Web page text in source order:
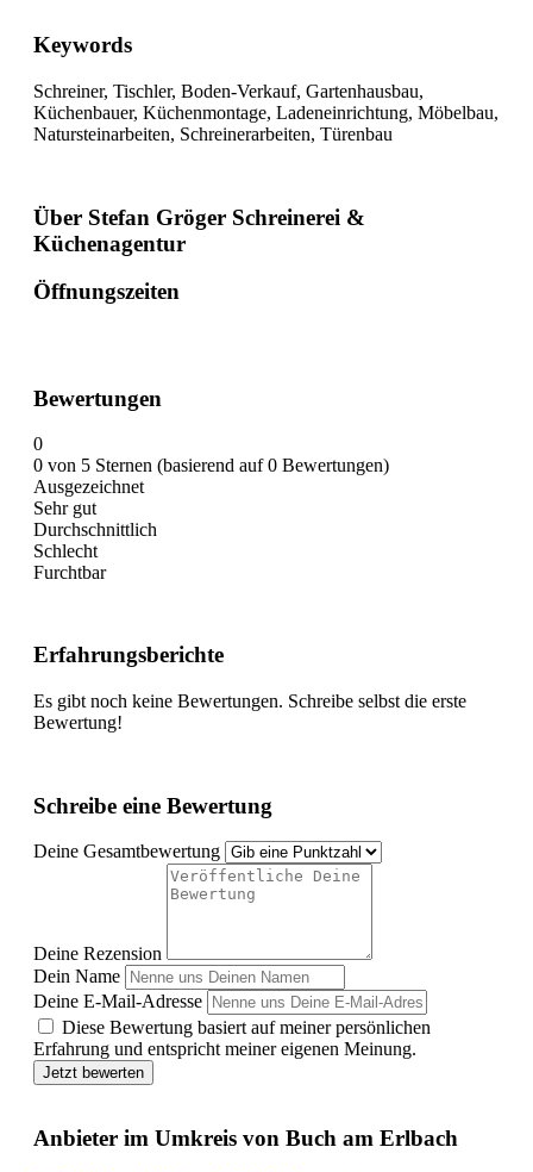
Keywords
Schreiner, Tischler, Boden-Verkauf, Gartenhausbau,
Küchenbauer, Küchenmontage, Ladeneinrichtung, Möbelbau,
Natursteinarbeiten, Schreinerarbeiten, Türenbau
Über Stefan Gröger Schreinerei &
Küchenagentur
Öffnungszeiten
Bewertungen
0
0 von 5 Sternen (basierend auf 0 Bewertungen)
Ausgezeichnet
Sehr gut
Durchschnittlich
Schlecht
Furchtbar
Erfahrungsberichte
Es gibt noch keine Bewertungen. Schreibe selbst die erste
Bewertung!
Schreibe eine Bewertung
Deine Gesamtbewertung
Deine Rezension
Dein Name
Deine E-Mail-Adresse
Diese Bewertung basiert auf meiner persönlichen
Erfahrung und entspricht meiner eigenen Meinung.
Jetzt bewerten
Anbieter im Umkreis von Buch am Erlbach